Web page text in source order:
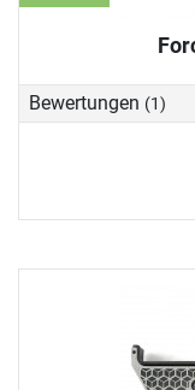
Bewertungen (1)